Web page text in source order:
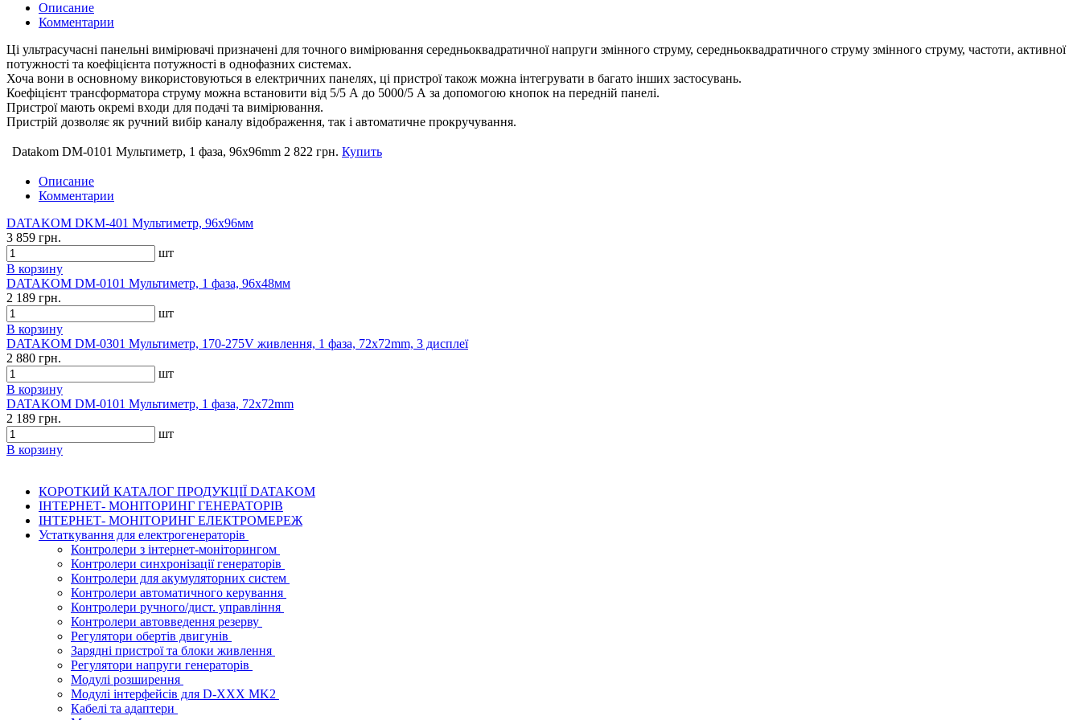
Описание
Комментарии
Ці ультрасучасні панельні вимірювачі призначені для точного вимірювання середньоквадратичної напруги змінного струму, середньоквадратичного струму змінного струму, частоти, активної
потужності та коефіцієнта потужності в однофазних системах.
Хоча вони в основному використовуються в електричних панелях, ці пристрої також можна інтегрувати в багато інших застосувань.
Коефіцієнт трансформатора струму можна встановити від 5/5 А до 5000/5 А за допомогою кнопок на передній панелі.
Пристрої мають окремі входи для подачі та вимірювання.
Пристрій дозволяє як ручний вибір каналу відображення, так і автоматичне прокручування.
Datakom DM-0101 Мультиметр, 1 фаза, 96x96mm 2 822 грн. Купить
Описание
Комментарии
DATAKOM DKM-401 Мультиметр, 96x96мм
3 859 грн.
шт
В корзину
DATAKOM DM-0101 Мультиметр, 1 фаза, 96x48мм
2 189 грн.
шт
В корзину
DATAKOM DM-0301 Мультиметр, 170-275V живлення, 1 фаза, 72x72mm, 3 дисплеї
2 880 грн.
шт
В корзину
DATAKOM DM-0101 Мультиметр, 1 фаза, 72x72mm
2 189 грн.
шт
В корзину
КОРОТКИЙ КАТАЛОГ ПРОДУКЦІЇ DATAKOM
ІНТЕРНЕТ- МОНІТОРИНГ ГЕНЕРАТОРІВ
ІНТЕРНЕТ- МОНІТОРИНГ ЕЛЕКТРОМЕРЕЖ
Устаткування для електрогенераторів
Контролери з інтернет-моніторингом
Контролери синхронізації генераторів
Контролери для акумуляторних систем
Контролери автоматичного керування
Контролери ручного/дист. управління
Контролери автовведення резерву
Регулятори обертів двигунів
Зарядні пристрої та блоки живлення
Регулятори напруги генераторів
Модулі розширення
Модулі інтерфейсів для D-XXX MK2
Кабелі та адаптери